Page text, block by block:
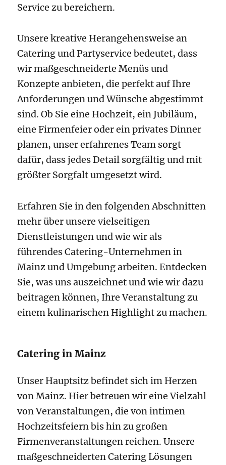
Service zu bereichern.
Unsere kreative Herangehensweise an
Catering und Partyservice bedeutet, dass
wir maßgeschneiderte Menüs und
Konzepte anbieten, die perfekt auf Ihre
Anforderungen und Wünsche abgestimmt
sind. Ob Sie eine Hochzeit, ein Jubiläum,
eine Firmenfeier oder ein privates Dinner
planen, unser erfahrenes Team sorgt
dafür, dass jedes Detail sorgfältig und mit
größter Sorgfalt umgesetzt wird.
Erfahren Sie in den folgenden Abschnitten
mehr über unsere vielseitigen
Dienstleistungen und wie wir als
führendes Catering-Unternehmen in
Mainz und Umgebung arbeiten. Entdecken
Sie, was uns auszeichnet und wie wir dazu
beitragen können, Ihre Veranstaltung zu
einem kulinarischen Highlight zu machen.
Catering in Mainz
Unser Hauptsitz befindet sich im Herzen
von Mainz. Hier betreuen wir eine Vielzahl
von Veranstaltungen, die von intimen
Hochzeitsfeiern bis hin zu großen
Firmenveranstaltungen reichen. Unsere
maßgeschneiderten Catering Lösungen